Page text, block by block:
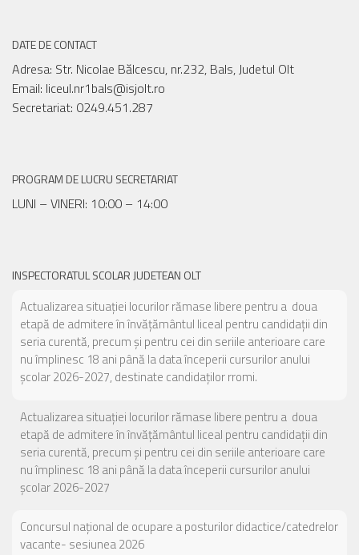
DATE DE CONTACT
Adresa: Str. Nicolae Bălcescu, nr.232, Bals, Judetul Olt
Email: liceul.nr1bals@isjolt.ro
Secretariat: 0249.451.287
PROGRAM DE LUCRU SECRETARIAT
LUNI – VINERI: 10:00 – 14:00
INSPECTORATUL SCOLAR JUDETEAN OLT
Actualizarea situației locurilor rămase libere pentru a doua
etapă de admitere în învățământul liceal pentru candidații din
seria curentă, precum și pentru cei din seriile anterioare care
nu împlinesc 18 ani până la data începerii cursurilor anului
școlar 2026-2027, destinate candidaților rromi.
Actualizarea situației locurilor rămase libere pentru a doua
etapă de admitere în învățământul liceal pentru candidații din
seria curentă, precum și pentru cei din seriile anterioare care
nu împlinesc 18 ani până la data începerii cursurilor anului
școlar 2026-2027
Concursul național de ocupare a posturilor didactice/catedrelor
vacante- sesiunea 2026